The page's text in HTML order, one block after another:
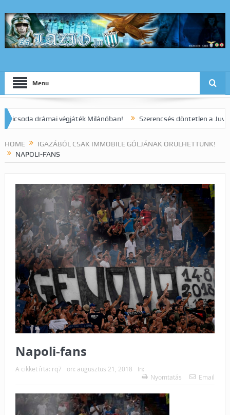
Menu
drámai végjáték Milánóban! Szerencsés döntetlen a Juve elleni
HOME
IGAZÁBÓL CSAK IMMOBILE GÓLJÁNAK ÖRÜLHETTÜNK!
NAPOLI-FANS
Napoli-fans
A cikket írta: rq7 on: augusztus 21, 2018
In:
Nyomtatás
Email